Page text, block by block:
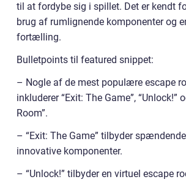
til at fordybe sig i spillet. Det er kendt
brug af rumlignende komponenter og
fortælling.
Bulletpoints til featured snippet:
– Nogle af de mest populære escape
inkluderer “Exit: The Game”, “Unlock!”
Room”.
– “Exit: The Game” tilbyder
innovative komponenter.
– “Unlock!” tilbyder en virtuel escape